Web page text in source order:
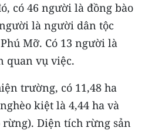
Minh
có 46 người là đồng bào
là người dân tộc
Mỡ. Có 13 người là
quan vụ việc.
trường, có 11,48 ha
kiệt là 4,44 ha và
rừng). Diện tích rừng sản